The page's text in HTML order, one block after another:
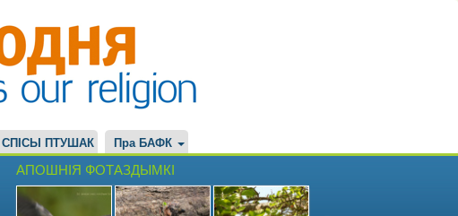
СПІСЫ ПТУШАК Пра БАФК
АПОШНІЯ ФОТАЗДЫМКІ